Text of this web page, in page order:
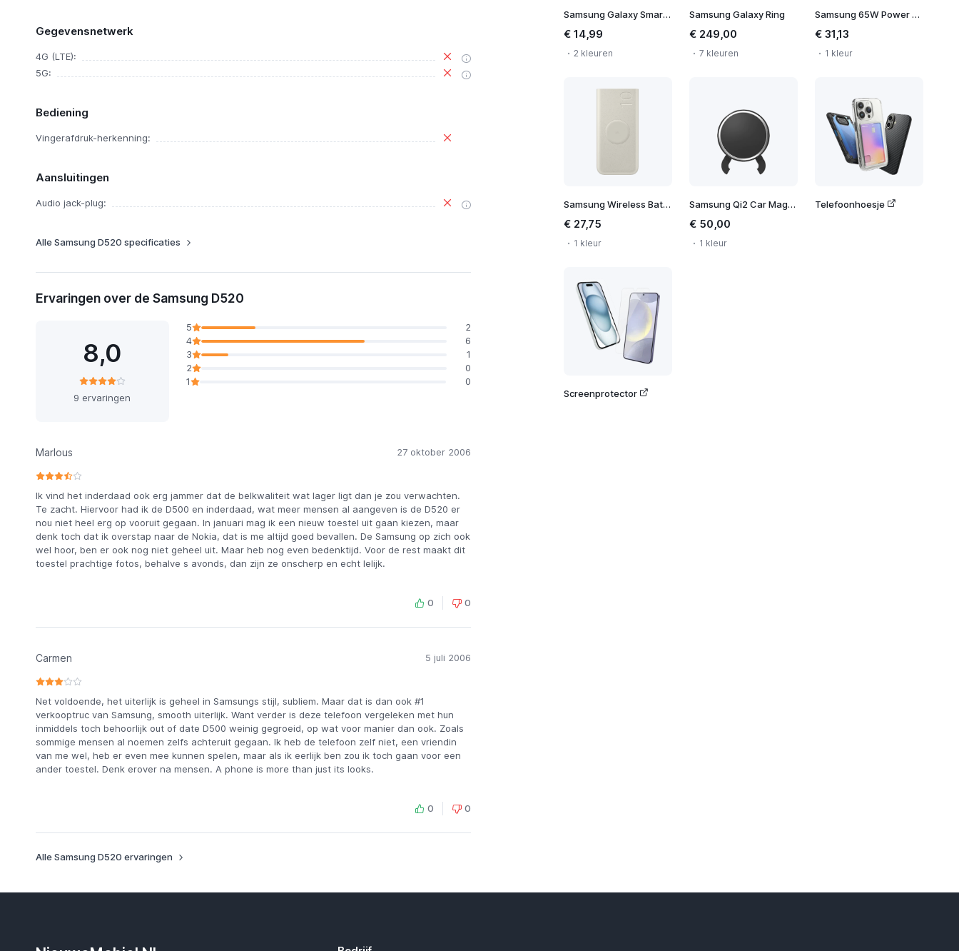
Gegevensnetwerk
4G (LTE):
5G:
Bediening
Vingerafdruk-herkenning:
Aansluitingen
Audio jack-plug:
Alle Samsung D520 specificaties
Ervaringen over de Samsung D520
8,0
9 ervaringen
5
2
4
6
3
1
2
0
1
0
Marlous 27 oktober 2006
Ik vind het inderdaad ook erg jammer dat de belkwaliteit wat lager ligt dan je zou verwachten.
Te zacht. Hiervoor had ik de D500 en inderdaad, wat meer mensen al aangeven is de D520 er
nou niet heel erg op vooruit gegaan. In januari mag ik een nieuw toestel uit gaan kiezen, maar
denk toch dat ik overstap naar de Nokia, dat is me altijd goed bevallen. De Samsung op zich ook
wel hoor, ben er ook nog niet geheel uit. Maar heb nog even bedenktijd. Voor de rest maakt dit
toestel prachtige fotos, behalve s avonds, dan zijn ze onscherp en echt lelijk.
0 0
Carmen 5 juli 2006
Net voldoende, het uiterlijk is geheel in Samsungs stijl, subliem. Maar dat is dan ook #1
verkooptruc van Samsung, smooth uiterlijk. Want verder is deze telefoon vergeleken met hun
inmiddels toch behoorlijk out of date D500 weinig gegroeid, op wat voor manier dan ook. Zoals
sommige mensen al noemen zelfs achteruit gegaan. Ik heb de telefoon zelf niet, een vriendin
van me wel, heb er even mee kunnen spelen, maar als ik eerlijk ben zou ik toch gaan voor een
ander toestel. Denk erover na mensen. A phone is more than just its looks.
0 0
Alle Samsung D520 ervaringen
Samsung Galaxy SmartTag 2
€ 14,99
2 kleuren
Samsung Galaxy Ring
€ 249,00
7 kleuren
Samsung 65W Power Adapter Trio
€ 31,13
1 kleur
Samsung Wireless Battery Pack 10.000 mAh
€ 27,75
1 kleur
Samsung Qi2 Car Magnetic Wireless Charger
€ 50,00
1 kleur
Telefoonhoesje
Screenprotector